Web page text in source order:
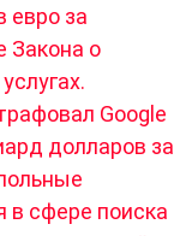
евро за
Закона о
Google
долларов за
в сфере поиска